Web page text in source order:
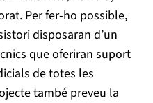
Per fer-ho possible,
disposaran d’un
que oferiran suport
de totes les
també preveu la